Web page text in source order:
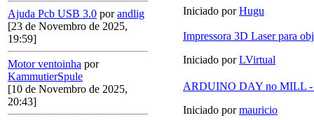
Ajuda Pcb USB 3.0 porandlig
[23 de Novembro de 2025,
19:59]
Motor ventoinha por
KammutierSpule
[10 de Novembro de 2025,
20:43]
Iniciado porHugu
Impressora 3D Laser para
Iniciado porLVirtual
ARDUINO DAY no MILL -
Iniciado pormauricio